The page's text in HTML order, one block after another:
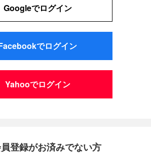
Googleでログイン
でログイン
Yahooでログイン
登録がお済みでない方